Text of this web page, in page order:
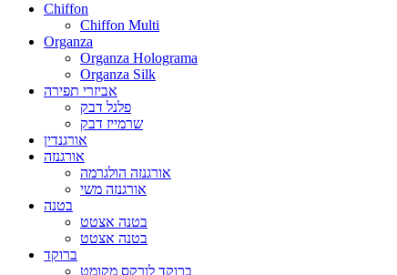
Chiffon
Chiffon Multi
Organza
Organza Holograma
Organza Silk
אביזרי תפירה
פלנל דבק
שרמייז דבק
אורגנדין
אורגנזה
אורגנזה הולגרמה
אורגנזה משי
בטנה
בטנה אצטט
בטנה אצטט
ברוקד
ברוקד לורקס מקומט